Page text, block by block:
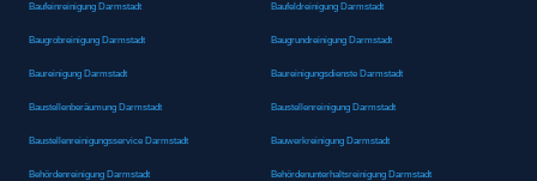
Baufeinreinigung Darmstadt Baufeldreinigung Darmstadt
Baugrobreinigung Darmstadt Baugrundreinigung Darmstadt
Baureinigung Darmstadt Baureinigungsdienste Darmstadt
Baustellenberäumung Darmstadt Baustellenreinigung Darmstadt
Baustellenreinigungsservice Darmstadt Bauwerkreinigung Darmstadt
Behördenreinigung Darmstadt Behördenunterhaltsreinigung Darmstadt